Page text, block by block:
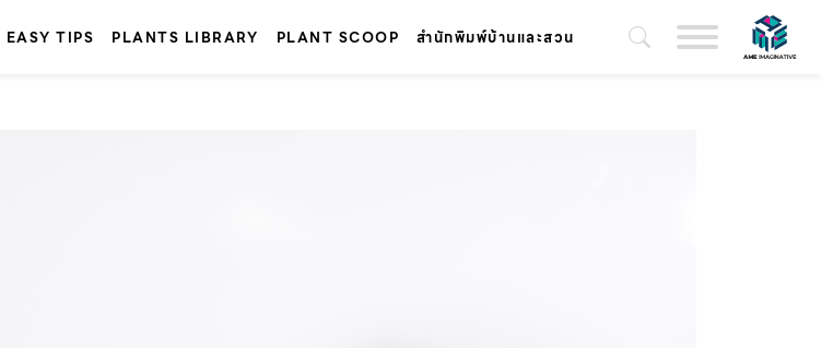
EASY TIPS PLANTS LIBRARY PLANT SCOOP สำนักพิมพ์บ้านและสวน